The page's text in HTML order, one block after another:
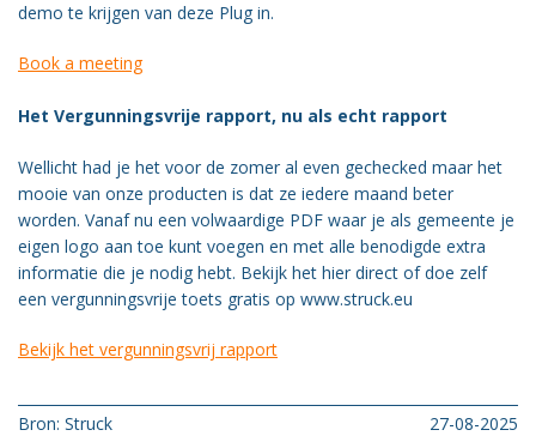
demo te krijgen van deze Plug in.
Book a meeting
Het Vergunningsvrije rapport, nu als echt rapport
Wellicht had je het voor de zomer al even gechecked maar het
mooie van onze producten is dat ze iedere maand beter
worden. Vanaf nu een volwaardige PDF waar je als gemeente je
eigen logo aan toe kunt voegen en met alle benodigde extra
informatie die je nodig hebt. Bekijk het hier direct of doe zelf
een vergunningsvrije toets gratis op www.struck.eu
Bekijk het vergunningsvrij rapport
Bron: Struck 27-08-2025